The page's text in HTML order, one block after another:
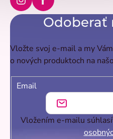
InstagramFacebook
Odoberať
Vložte svoj e-mail a my
o nových produktoch na
Email
Vložením e-mailu